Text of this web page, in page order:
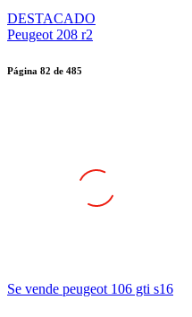
DESTACADO
Peugeot 208 r2
Página 82 de 485
Se vende peugeot 106 gti s16